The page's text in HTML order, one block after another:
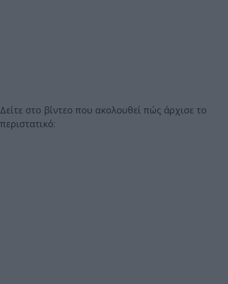
Δείτε στο βίντεο που ακολουθεί πώς άρχισε το
περιστατικό: